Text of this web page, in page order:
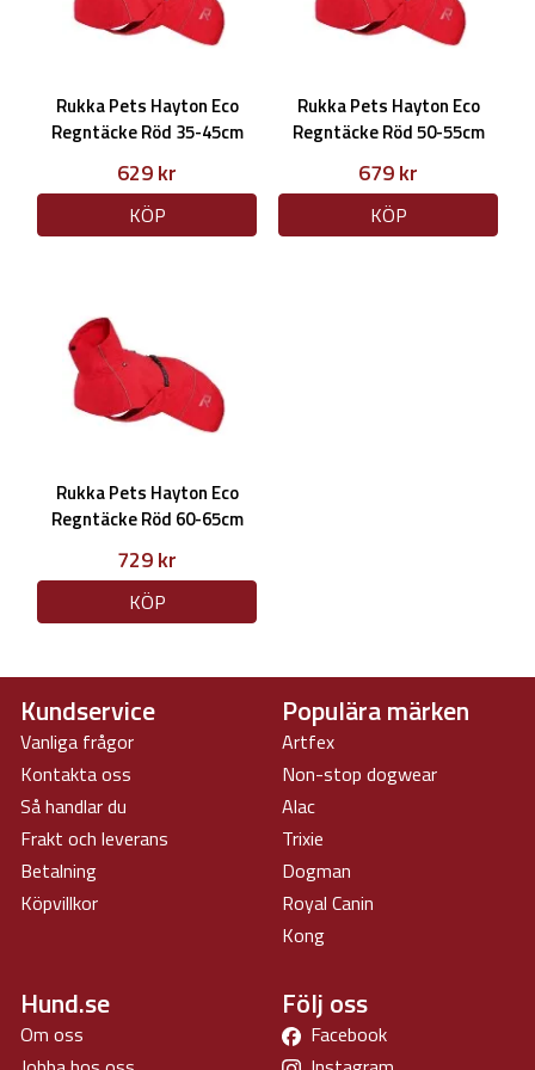
Rukka Pets Hayton Eco
Regntäcke Röd 35-45cm
629 kr
KÖP
Rukka Pets Hayton Eco
Regntäcke Röd 50-55cm
679 kr
KÖP
Rukka Pets Hayton Eco
Regntäcke Röd 60-65cm
729 kr
KÖP
Kundservice
Vanliga frågor
Kontakta oss
Så handlar du
Frakt och leverans
Betalning
Köpvillkor
Populära märken
Artfex
Non-stop dogwear
Alac
Trixie
Dogman
Royal Canin
Kong
Hund.se
Om oss
Följ oss
Facebook